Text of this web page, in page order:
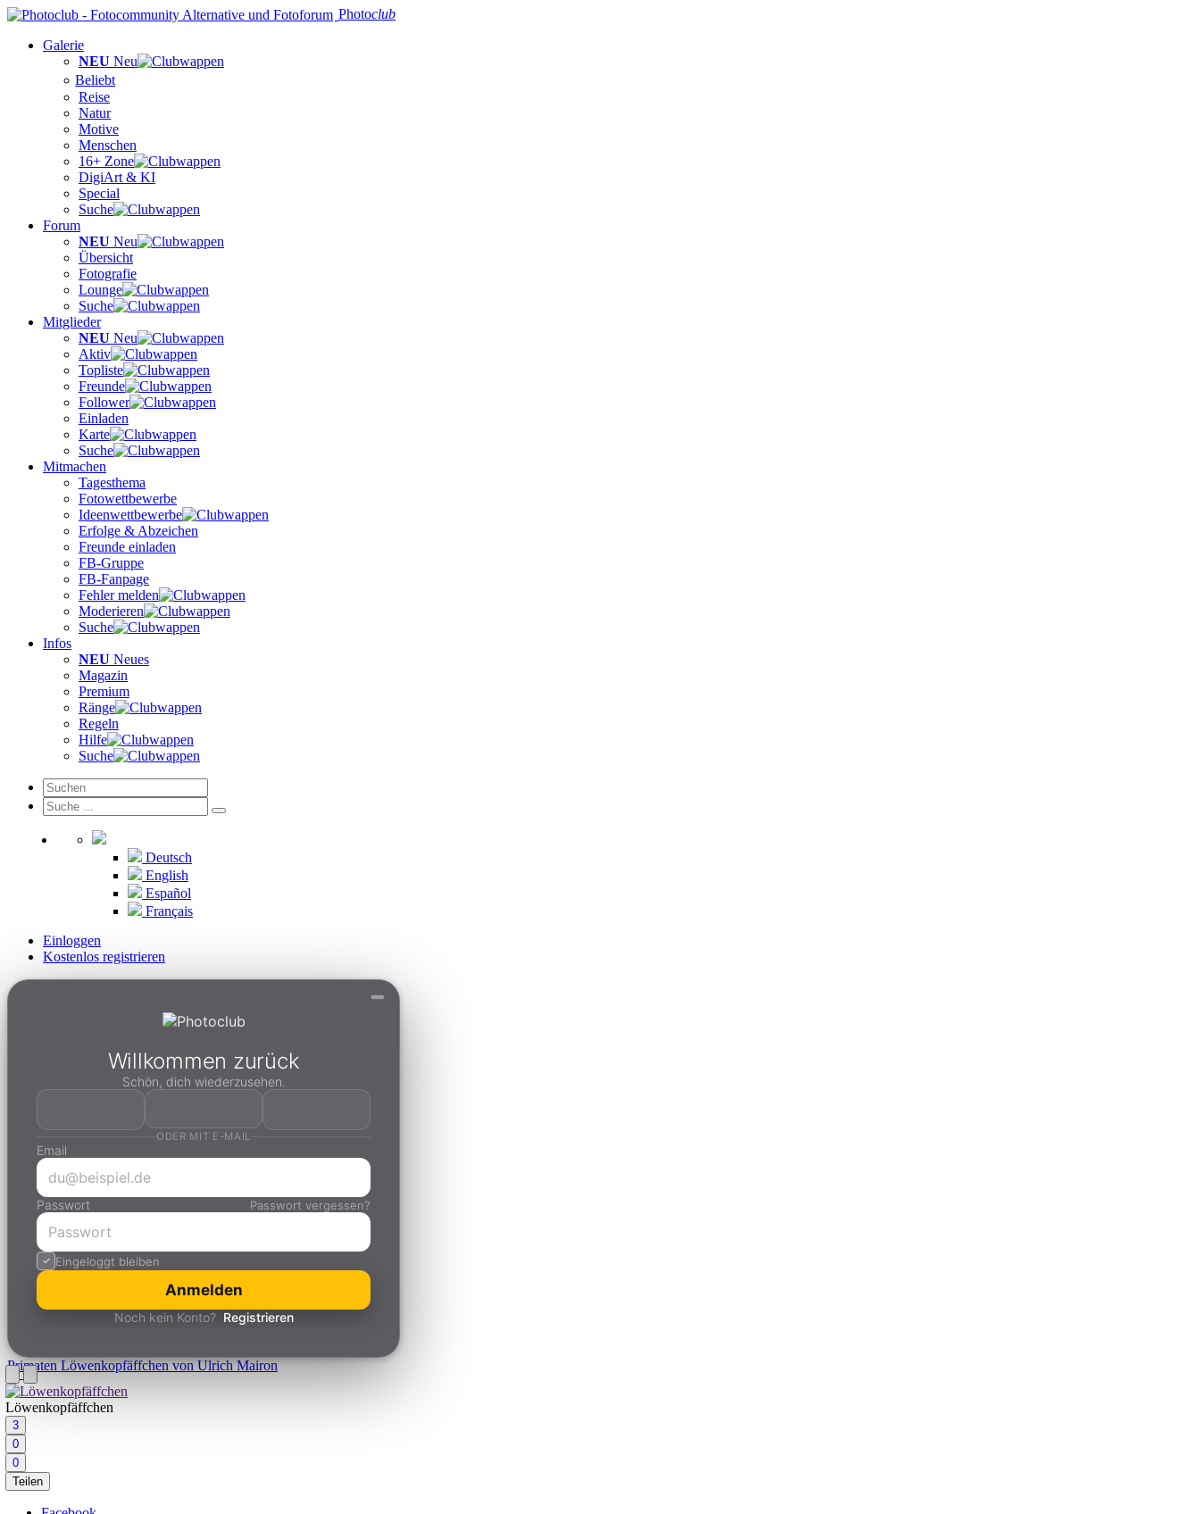
Photoclub
Galerie
NEU Neu
Beliebt
Reise
Natur
Motive
Menschen
16+ Zone
DigiArt & KI
Special
Suche
Forum
NEU Neu
Übersicht
Fotografie
Lounge
Suche
Mitglieder
NEU Neu
Aktiv
Topliste
Freunde
Follower
Einladen
Karte
Suche
Mitmachen
Tagesthema
Fotowettbewerbe
Ideenwettbewerbe
Erfolge & Abzeichen
Freunde einladen
FB-Gruppe
FB-Fanpage
Fehler melden
Moderieren
Suche
Infos
NEU Neues
Magazin
Premium
Ränge
Regeln
Hilfe
Suche
Deutsch
English
Español
Français
Einloggen
Kostenlos registrieren
Willkommen zurück
Schön, dich wiederzusehen.
ODER MIT E-MAIL
Email
Passwort Passwort vergessen?
Eingeloggt bleiben
Anmelden
Noch kein Konto? Registrieren
PrimatenLöwenkopfäffchen von Ulrich Mairon
Löwenkopfäffchen
3
0
0
Teilen